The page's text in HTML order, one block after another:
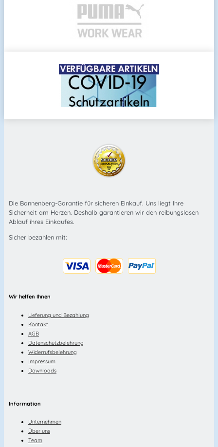
Die Bannenberg-Garantie für sicheren Einkauf. Uns liegt Ihre
Sicherheit am Herzen. Deshalb garantieren wir den reibungslosen
Ablauf ihres Einkaufes.
Sicher bezahlen mit:
Wir helfen Ihnen
Lieferung und Bezahlung
Kontakt
AGB
Datenschutzbelehrung
Widerrufsbelehrung
Impressum
Downloads
Information
Unternehmen
Über uns
Team